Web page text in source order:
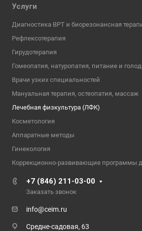
Услуги
Диагностика ВРТ и биорезонансная
Рефлексотерапия
Гирудотерапия
Гомеопатия, натуропатия, питание и
Врачи узких специальностей
Мануальная терапия, остеопатия, массаж
Лечебная физкультура (ЛФК)
Косметология
Аппаратные методы
Гинекология
Коррекционно-развивающие программы
+7 (846) 211-03-00
Заказать звонок
info@ceim.ru
Средне-садовая, 63